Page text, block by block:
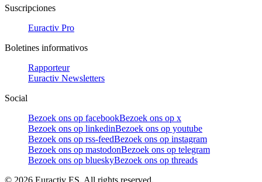
Suscripciones
Euractiv Pro
Boletines informativos
Rapporteur
Euractiv Newsletters
Social
Bezoek ons op facebookBezoek ons op x
Bezoek ons op linkedinBezoek ons op youtube
Bezoek ons op rss-feedBezoek ons op instagram
Bezoek ons op mastodonBezoek ons op telegram
Bezoek ons op blueskyBezoek ons op threads
© 2026 Euractiv ES. All rights reserved.